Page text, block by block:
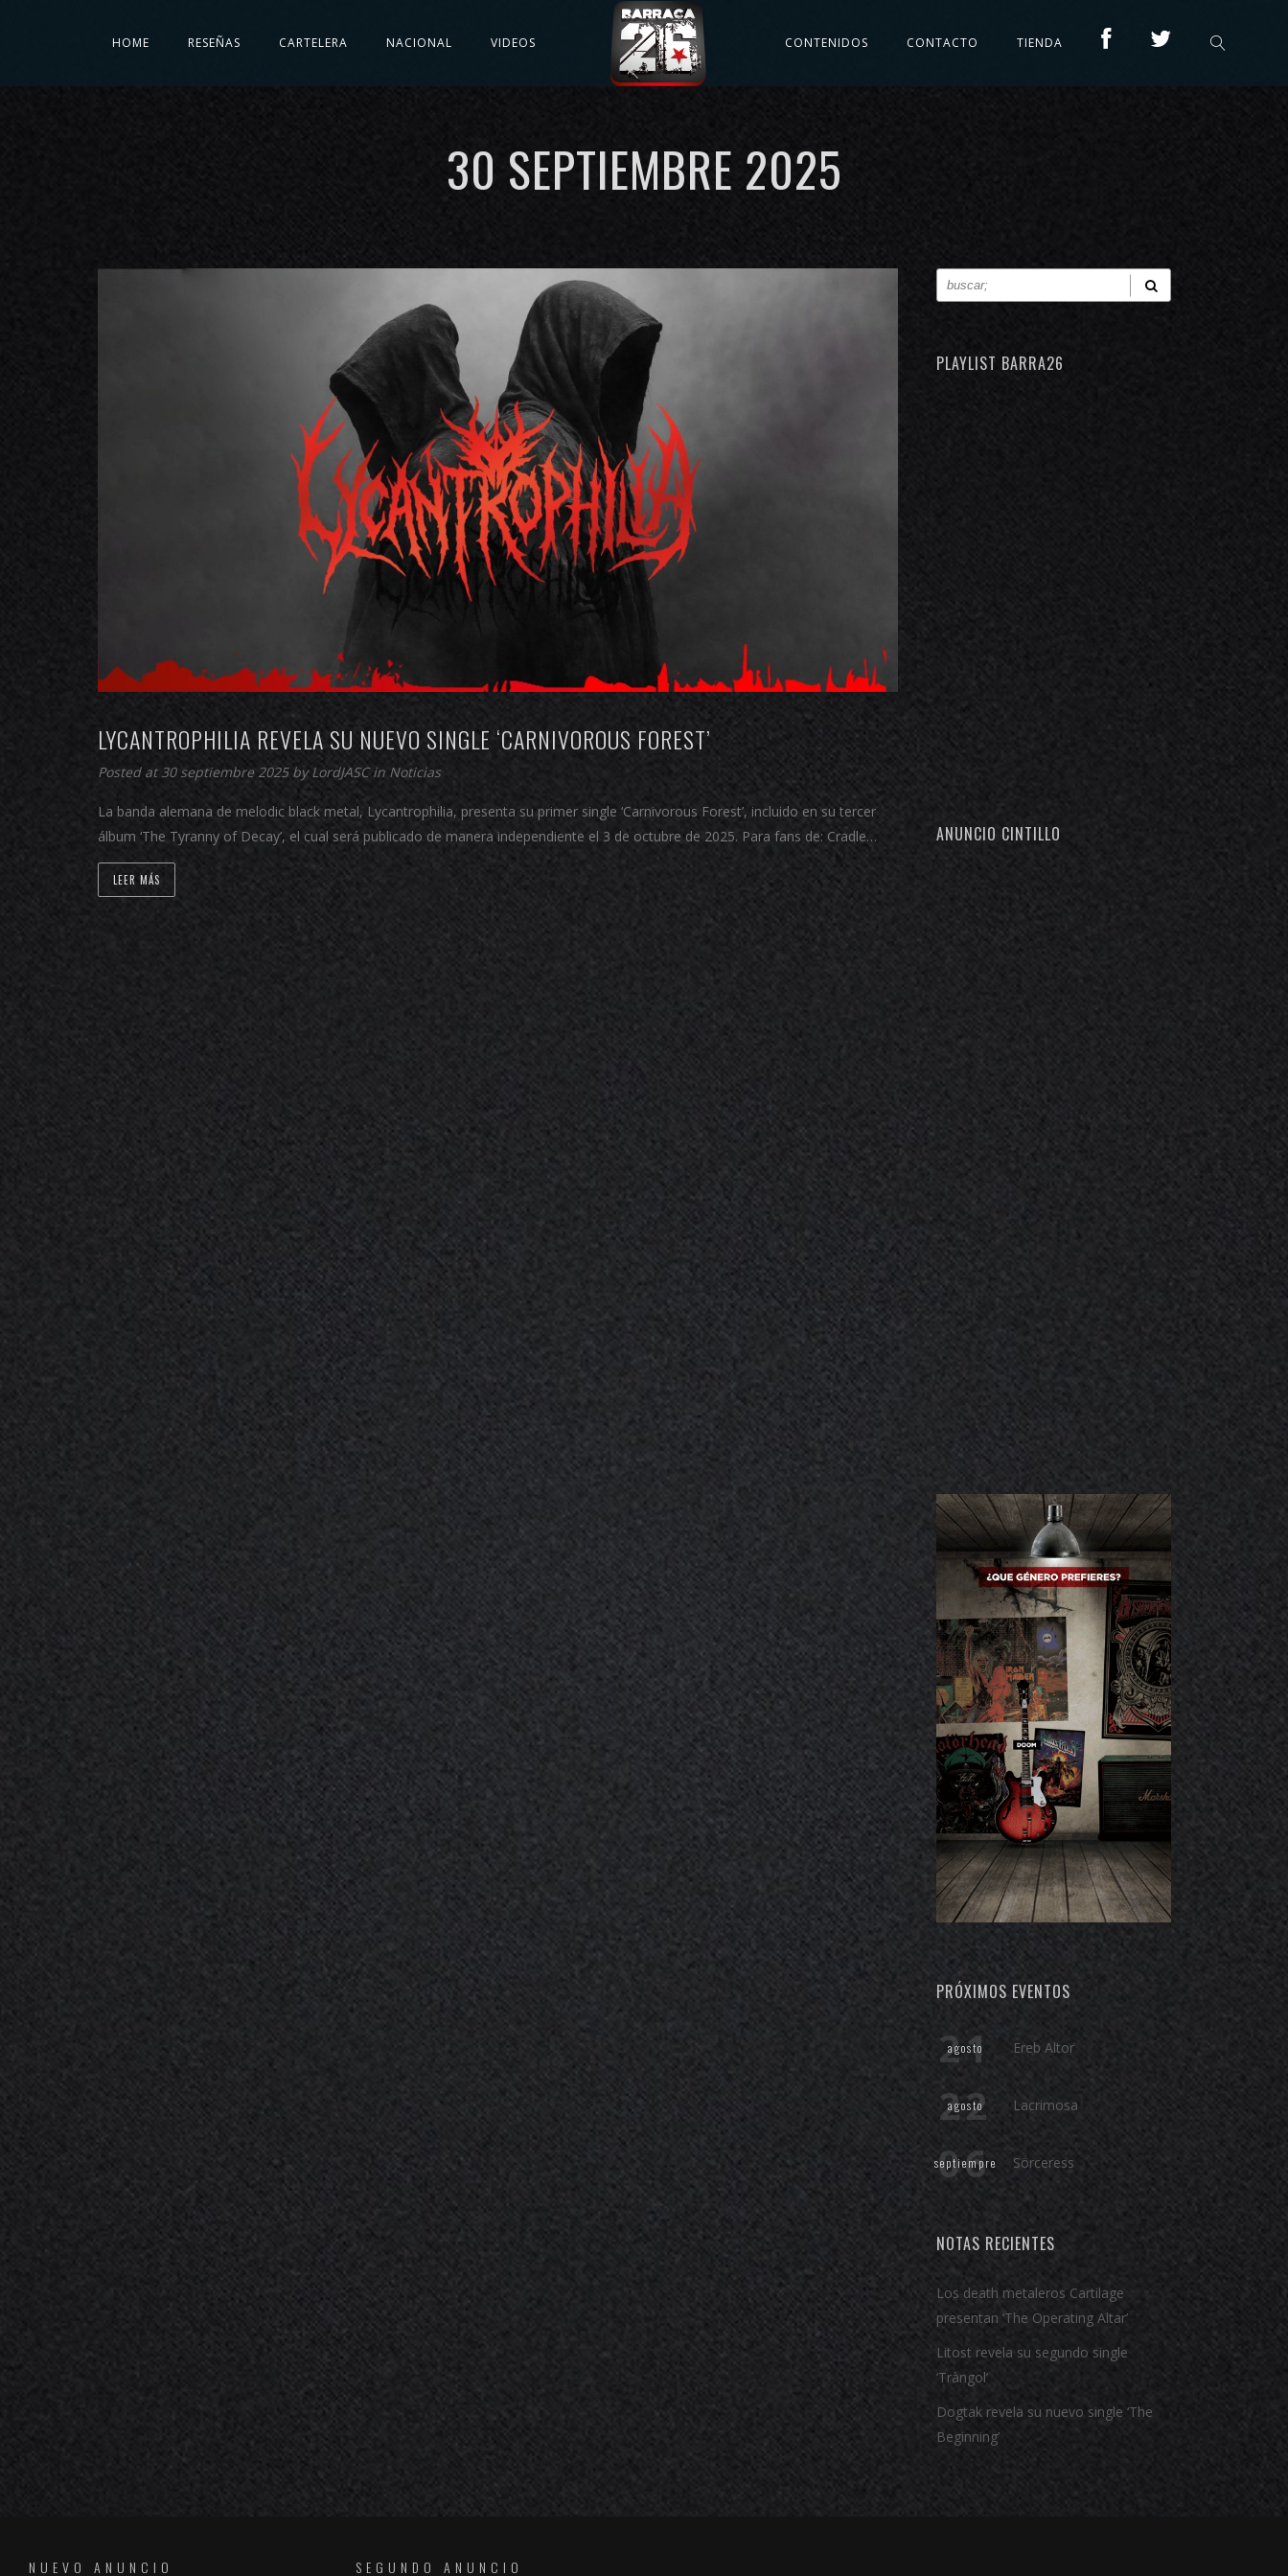
HOME RESEÑAS CARTELERA NACIONAL VIDEOS CONTENIDOS CONTACTO TIENDA
30 SEPTIEMBRE 2025
LYCANTROPHILIA REVELA SU NUEVO SINGLE ‘CARNIVOROUS FOREST’
Posted at 30 septiembre 2025 byLordJASCin Noticias
La banda alemana de melodic black metal, Lycantrophilia, presenta su primer single ‘Carnivorous Forest’, incluido en su tercer
álbum ‘The Tyranny of Decay’, el cual será publicado de manera independiente el 3 de octubre de 2025. Para fans de: Cradle…
LEER MÁS
PLAYLIST BARRA26
ANUNCIO CINTILLO
PRÓXIMOS EVENTOS
21
agosto Ereb Altor
22
agosto Lacrimosa
06
septiempre Sörceress
NOTAS RECIENTES
Los death metaleros Cartilage
presentan ‘The Operating Altar’
Litost revela su segundo single
‘Tràngol’
Dogtak revela su nuevo single ‘The
Beginning’
NUEVO ANUNCIO SEGUNDO ANUNCIO